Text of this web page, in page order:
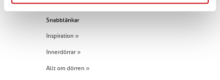
Snabblänkar
Inspiration »
Innerdörrar »
Allt om dörren »